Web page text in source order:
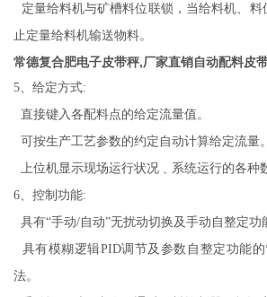
定量给料机与矿槽料位联锁，当给料机、料
止定量给料机输送物料。
常德复合肥电子皮带秤,厂家直销自动配料皮
5、给定方式:
直接键入各配料点的给定流量值。
可按生产工艺参数的约定自动计算给定流量。
上位机显示现场运行状况﹑系统运行的各种数
6、控制功能:
具有“手动/自动”无扰动切换及手动自整定功
具有模糊逻辑PID调节及参数自整定功能
法。